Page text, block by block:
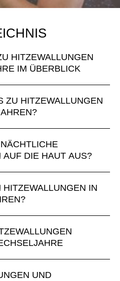
HITZEWALLUNGEN
IM ÜBERBLICK
ZU HITZEWALLUNGEN
AUF DIE HAUT AUS?
IN
UND